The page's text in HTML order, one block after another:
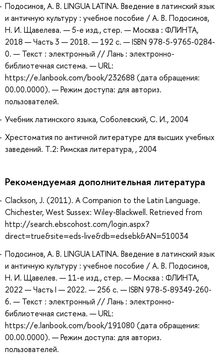
Подосинов, А. В. LINGUA LATINA. Введение в латинский язык
и античную культуру : учебное пособие / А. В. Подосинов,
Н. И. Щавелева. — 5-е изд., стер. — Москва : ФЛИНТА,
2018 — Часть 3 — 2018. — 192 с. — ISBN 978-5-9765-0284-
0. — Текст : электронный // Лань : электронно-
библиотечная система. — URL:
https://e.lanbook.com/book/232688 (дата обращения:
00.00.0000). — Режим доступа: для авториз.
пользователей.
Учебник латинского языка, Соболевский, С. И., 2004
Хрестоматия по античной литературе для высших учебных
заведений. Т.2: Римская литература, , 2004
Рекомендуемая дополнительная литература
Clackson, J. (2011). A Companion to the Latin Language.
Chichester, West Sussex: Wiley-Blackwell. Retrieved from
http://search.ebscohost.com/login.aspx?
direct=true&site=eds-live&db=edsebk&AN=510034
Подосинов, А. В. LINGUA LATINA. Введение в латинский язык
и античную культуру : учебное пособие / А. В. Подосинов,
Н. И. Щавелев. — 11-е изд., стер. — Москва : ФЛИНТА,
2022 — Часть I — 2022. — 256 с. — ISBN 978-5-89349-260-
6. — Текст : электронный // Лань : электронно-
библиотечная система. — URL:
https://e.lanbook.com/book/191080 (дата обращения:
00.00.0000). — Режим доступа: для авториз.
пользователей.